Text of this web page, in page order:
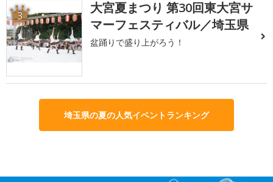
3
大宮夏まつり 第30回東大宮サ
マーフェスティバル／埼玉県
盆踊りで盛り上がろう！
埼玉県の夏の人気イベントランキング